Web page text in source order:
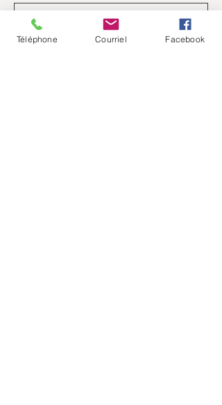
Je m'inscris à l'infolettre
Téléphone Courriel Facebook